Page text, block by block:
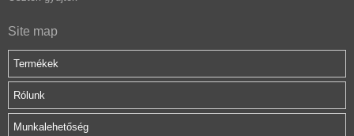
Site map
Termékek
Rólunk
Munkalehetőség